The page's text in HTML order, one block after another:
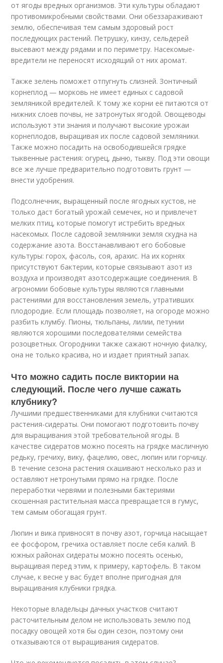
от ягоды вредных организмов. Эти культуры обладают
противомикробными свойствами. Они обеззараживают
землю, обеспечивая тем самым здоровый рост
последующих растений. Петрушку, кинзу, сельдерей
высевают между рядами и по периметру. Насекомые-
вредители не переносят исходящий от них аромат.
Также зелень поможет отпугнуть слизней. Зонтичный
корнеплод — морковь не имеет единых с садовой
земляникой вредителей. К тому же корни её питаются от
нижних слоев почвы, не затронутых ягодой. Овощеводы
используют эти знания и получают высокие урожаи
корнеплодов, выращивая их после садовой земляники.
Также можно посадить на освободившейся грядке
тыквенные растения: огурец, дыню, тыкву. Под эти овощи
все же лучше предварительно подготовить грунт —
внести удобрения.
Подсолнечник, выращенный после ягодных кустов, не
только даст богатый урожай семечек, но и привлечет
мелких птиц, которые помогут истребить вредных
насекомых. После садовой земляники земля скудна на
содержание азота. Восстанавливают его бобовые
культуры: горох, фасоль, соя, арахис. На их корнях
присутствуют бактерии, которые связывают азот из
воздуха и производят азотсодержащие соединения. В
агрономии бобовые культуры являются главными
растениями для восстановления земель, утративших
плодородие. Если площадь позволяет, на огороде можно
разбить клумбу. Пионы, тюльпаны, лилии, петунии
являются хорошими последователями семейства
розоцветных. Огородники также сажают ночную фиалку,
она не только красива, но и издает приятный запах.
Что можно садить после виктории на
следующий. После чего лучше сажать
клубнику?
Лучшими предшественниками для клубники считаются
растения-сидераты. Они помогают подготовить почву
для выращивания этой требовательной ягоды. В
качестве сидератов можно посеять на грядке масличную
редьку, гречиху, вику, фацелию, овес, люпин или горчицу.
В течение сезона растения скашивают несколько раз и
оставляют нетронутыми прямо на грядке. После
переработки червями и полезными бактериями
скошенная растительная масса превращается в гумус,
тем самым обогащая грунт.
Люпин и вика привносят в почву азот, горчица насыщает
ее фосфором, гречиха оставляет после себя калий. В
южных районах сидераты можно посеять осенью,
выращивая перед этим, к примеру, картофель. В таком
случае, к весне у вас будет вполне пригодная для
выращивания клубники грядка.
Некоторые владельцы дачных участков считают
расточительным делом не использовать землю под
посадку овощей хотя бы один сезон, поэтому они
отказываются от выращивания сидератов.